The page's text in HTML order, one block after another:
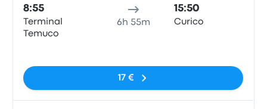
8:55
Terminal
Temuco
6h 55m
15:50
Curico
17 €